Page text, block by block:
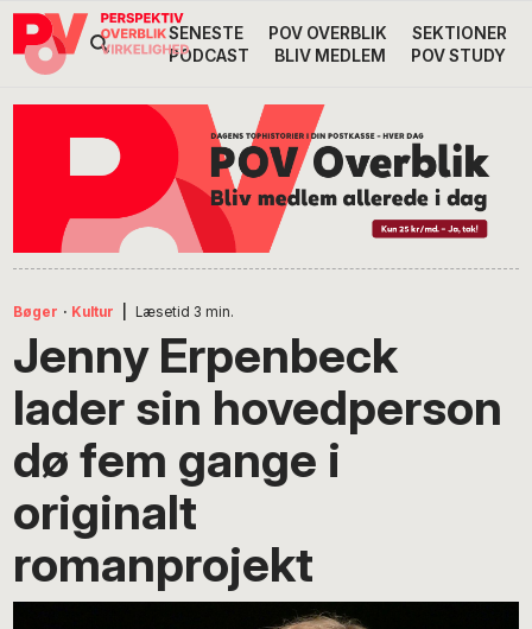
Gå
direkte
Skip
indhold
Gå
direkte
Header
SENESTE POV OVERBLIK
SEKTIONER
PODCAST
BLIV MEDLEM POV STUDY
Bøger · Kultur Læsetid 3 min.
Jenny Erpenbeck
lader sin hovedperson
dø fem gange i
originalt
romanprojekt